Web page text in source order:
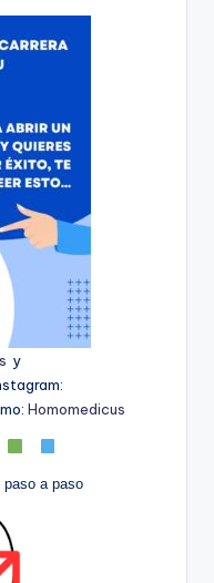
y
Homomedicus
paso a paso